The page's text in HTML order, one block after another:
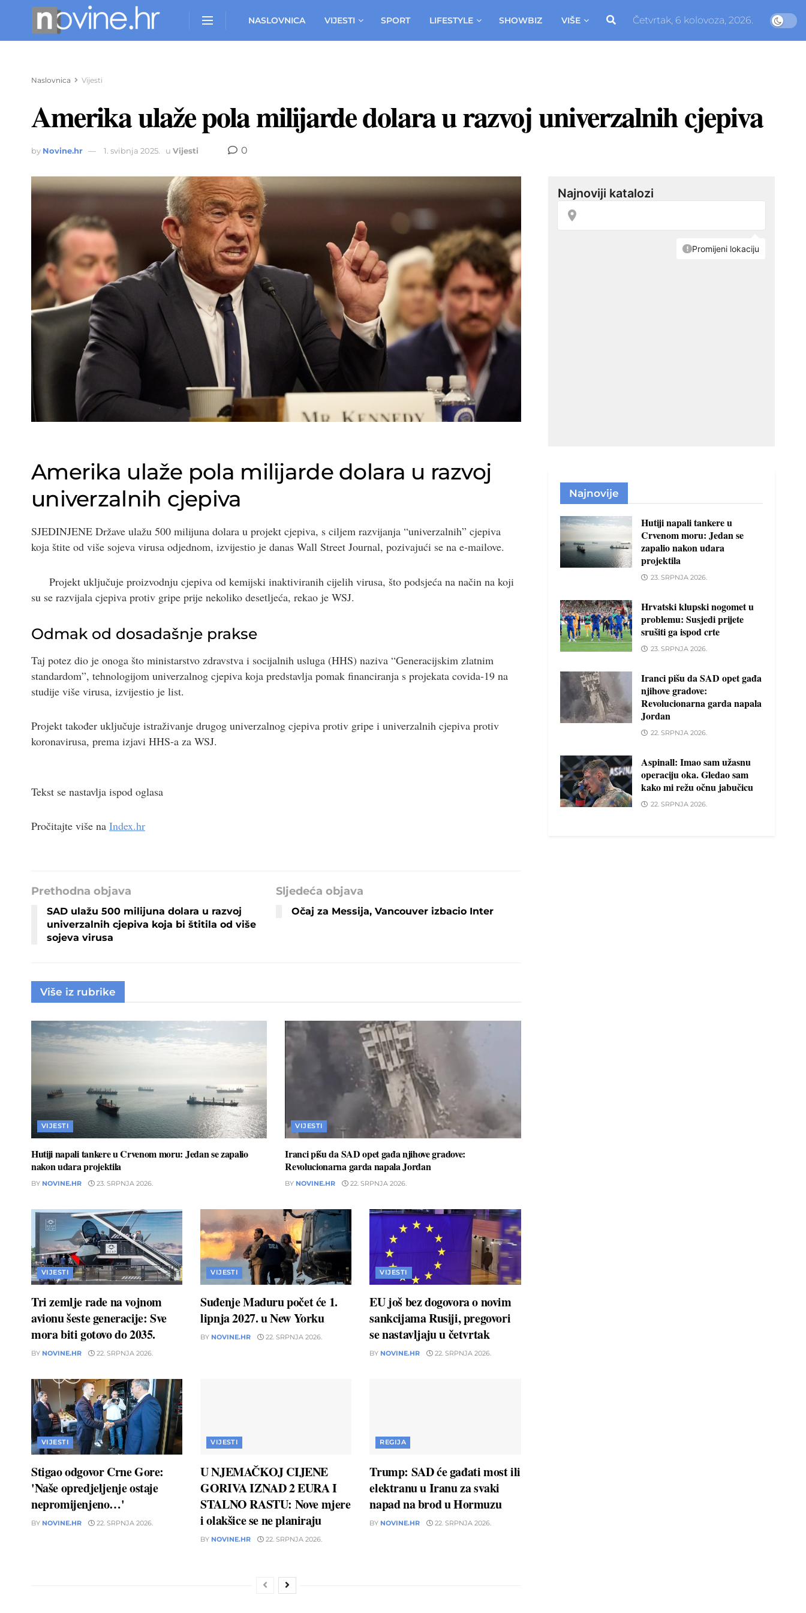
NASLOVNICA VIJESTI SPORT LIFESTYLE SHOWBIZ VIŠE Četvrtak, 6 kolovoza, 2026.
Naslovnica Vijesti
Amerika ulaže pola milijarde dolara u razvoj univerzalnih cjepiva
by Novine.hr 1. svibnja 2025. u Vijesti 0
Amerika ulaže pola milijarde dolara u razvoj
univerzalnih cjepiva
SJEDINJENE Države ulažu 500 milijuna dolara u projekt cjepiva, s ciljem razvijanja “univerzalnih” cjepiva
koja štite od više sojeva virusa odjednom, izvijestio je danas Wall Street Journal, pozivajući se na e-mailove.
Projekt uključuje proizvodnju cjepiva od kemijski inaktiviranih cijelih virusa, što podsjeća na način na koji
su se razvijala cjepiva protiv gripe prije nekoliko desetljeća, rekao je WSJ.
Odmak od dosadašnje prakse
Taj potez dio je onoga što ministarstvo zdravstva i socijalnih usluga (HHS) naziva “Generacijskim zlatnim
standardom”, tehnologijom univerzalnog cjepiva koja predstavlja pomak financiranja s projekata covida-19 na
studije više virusa, izvijestio je list.
Projekt također uključuje istraživanje drugog univerzalnog cjepiva protiv gripe i univerzalnih cjepiva protiv
koronavirusa, prema izjavi HHS-a za WSJ.
Tekst se nastavlja ispod oglasa
Pročitajte više na Index.hr
Prethodna objava
SAD ulažu 500 milijuna dolara u razvoj
univerzalnih cjepiva koja bi štitila od više
sojeva virusa
Sljedeća objava
Očaj za Messija, Vancouver izbacio Inter
Više iz rubrike
VIJESTI
Hutiji napali tankere u Crvenom moru: Jedan se zapalio
nakon udara projektila
BY NOVINE.HR 23. SRPNJA 2026.
VIJESTI
Iranci pišu da SAD opet gađa njihove gradove:
Revolucionarna garda napala Jordan
BY NOVINE.HR 22. SRPNJA 2026.
VIJESTI
Tri zemlje rade na vojnom
avionu šeste generacije: Sve
mora biti gotovo do 2035.
BY NOVINE.HR 22. SRPNJA 2026.
VIJESTI
Suđenje Maduru počet će 1.
lipnja 2027. u New Yorku
BY NOVINE.HR 22. SRPNJA 2026.
VIJESTI
EU još bez dogovora o novim
sankcijama Rusiji, pregovori
se nastavljaju u četvrtak
BY NOVINE.HR 22. SRPNJA 2026.
VIJESTI
Stigao odgovor Crne Gore:
'Naše opredjeljenje ostaje
nepromijenjeno…'
BY NOVINE.HR 22. SRPNJA 2026.
VIJESTI
U NJEMAČKOJ CIJENE
GORIVA IZNAD 2 EURA I
STALNO RASTU: Nove mjere
i olakšice se ne planiraju
BY NOVINE.HR 22. SRPNJA 2026.
REGIJA
Trump: SAD će gađati most ili
elektranu u Iranu za svaki
napad na brod u Hormuzu
BY NOVINE.HR 22. SRPNJA 2026.
Najnovije
Hutiji napali tankere u
Crvenom moru: Jedan se
zapalio nakon udara
projektila
23. SRPNJA 2026.
Hrvatski klupski nogomet u
problemu: Susjedi prijete
srušiti ga ispod crte
23. SRPNJA 2026.
Iranci pišu da SAD opet gađa
njihove gradove:
Revolucionarna garda napala
Jordan
22. SRPNJA 2026.
Aspinall: Imao sam užasnu
operaciju oka. Gledao sam
kako mi režu očnu jabučicu
22. SRPNJA 2026.